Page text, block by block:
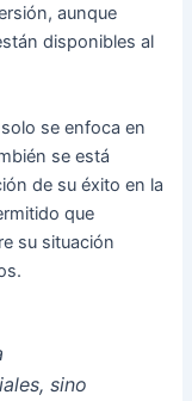
aunque
disponibles al
se enfoca en
se está
de su éxito en la
que
su situación
sino